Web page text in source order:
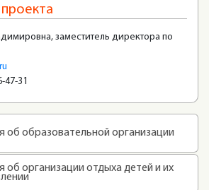
заместитель директора по
47-31
об образовательной организации
об организации отдыха детей и их